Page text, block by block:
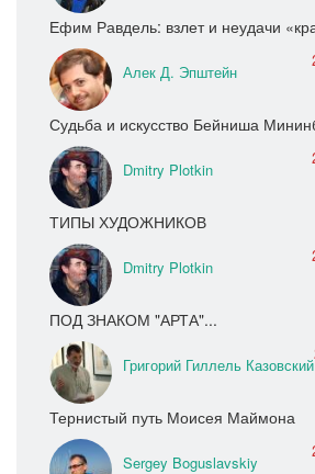
Ефим Равдель: взлет и неудачи
Алек Д. Эпштейн
Судьба и искусство Бейниша
Dmitry Plotkin
ТИПЫ ХУДОЖНИКОВ
Dmitry Plotkin
ПОД ЗНАКОМ "АРТА"...
Григорий Гиллель Казовский
Тернистый путь Моисея Маймона
Sergey Boguslavskiy